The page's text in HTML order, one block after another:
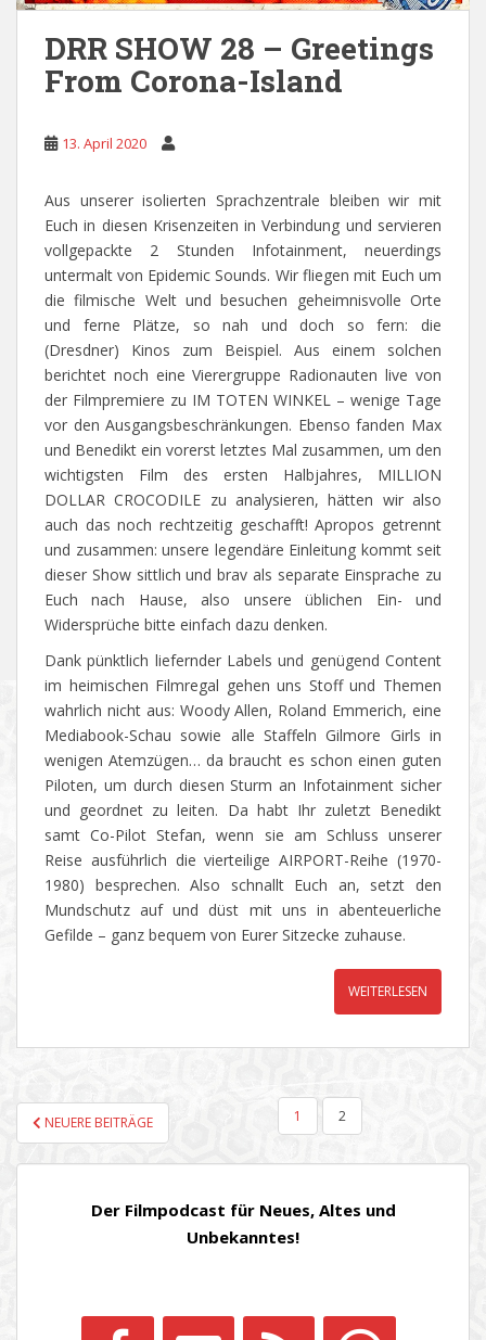
DRR SHOW 28 – Greetings
From Corona-Island
13. April 2020
Aus unserer isolierten Sprachzentrale bleiben wir mit
Euch in diesen Krisenzeiten in Verbindung und servieren
vollgepackte 2 Stunden Infotainment, neuerdings
untermalt von Epidemic Sounds. Wir fliegen mit Euch um
die filmische Welt und besuchen geheimnisvolle Orte
und ferne Plätze, so nah und doch so fern: die
(Dresdner) Kinos zum Beispiel. Aus einem solchen
berichtet noch eine Vierergruppe Radionauten live von
der Filmpremiere zu IM TOTEN WINKEL – wenige Tage
vor den Ausgangsbeschränkungen. Ebenso fanden Max
und Benedikt ein vorerst letztes Mal zusammen, um den
wichtigsten Film des ersten Halbjahres, MILLION
DOLLAR CROCODILE zu analysieren, hätten wir also
auch das noch rechtzeitig geschafft! Apropos getrennt
und zusammen: unsere legendäre Einleitung kommt seit
dieser Show sittlich und brav als separate Einsprache zu
Euch nach Hause, also unsere üblichen Ein- und
Widersprüche bitte einfach dazu denken.
Dank pünktlich liefernder Labels und genügend Content
im heimischen Filmregal gehen uns Stoff und Themen
wahrlich nicht aus: Woody Allen, Roland Emmerich, eine
Mediabook-Schau sowie alle Staffeln Gilmore Girls in
wenigen Atemzügen… da braucht es schon einen guten
Piloten, um durch diesen Sturm an Infotainment sicher
und geordnet zu leiten. Da habt Ihr zuletzt Benedikt
samt Co-Pilot Stefan, wenn sie am Schluss unserer
Reise ausführlich die vierteilige AIRPORT-Reihe (1970-
1980) besprechen. Also schnallt Euch an, setzt den
Mundschutz auf und düst mit uns in abenteuerliche
Gefilde – ganz bequem von Eurer Sitzecke zuhause.
WEITERLESEN
SEITENNUMMERIERUNG
DER
BEITRÄGE
NEUERE BEITRÄGE 1 2
Der Filmpodcast für Neues, Altes und
Unbekanntes!